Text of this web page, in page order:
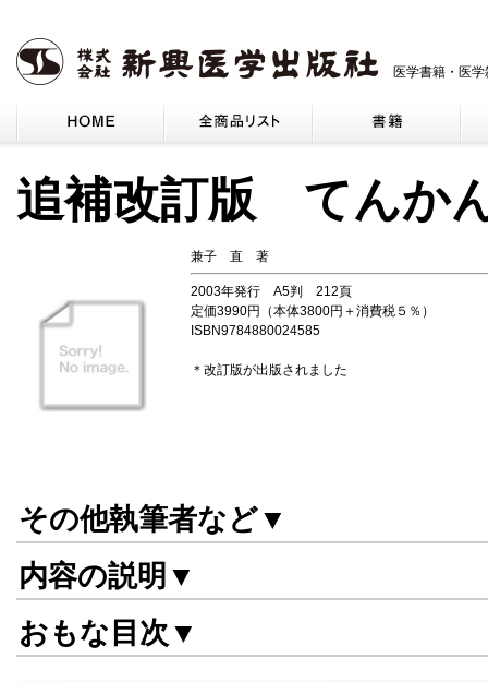
医学書籍・医
追補改訂版 てん
兼子 直 著
2003年発行 A5判 212頁
定価3990円（本体3800円＋消費税５％）
ISBN9784880024585
＊改訂版が出版されました
その他執筆者など▼
内容の説明▼
おもな目次▼